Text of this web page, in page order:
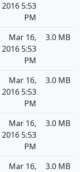
2016 5:53
PM
Mar 16,
2016 5:53
PM
3.0 MB
Mar 16,
2016 5:53
PM
3.0 MB
Mar 16,
2016 5:53
PM
3.0 MB
Mar 16,
3.0 MB